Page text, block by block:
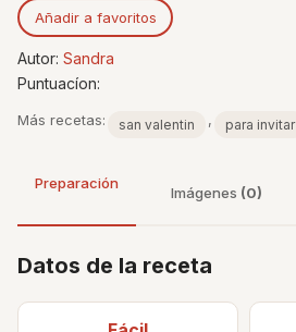
Añadir a favoritos
Autor: Sandra
Puntuacíon:
Más recetas: san valentin , para invitar
Preparación
Imágenes (0)
Datos de la receta